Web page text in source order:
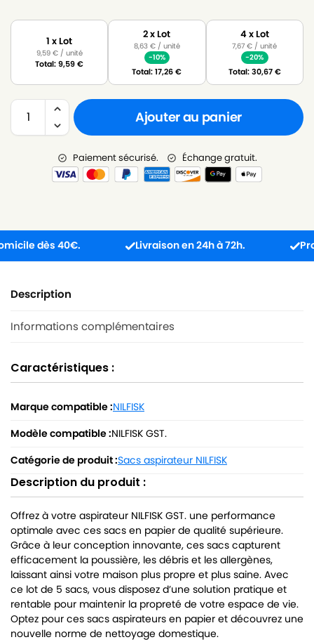
1 x Lot
9,59 €/ unité
Total:9,59€
2 x Lot
8,63 €/ unité
-10%
Total:17,26€
4 x Lot
7,67€ / unité
-20%
Total:30,67€
Ajouter au panier
Paiement sécurisé. Échange gratuit.
dès 40€. Livraison en 24h à 72h.
Description
Informations complémentaires
Caractéristiques :
Marque compatible :NILFISK
Modèle compatible :NILFISK GST.
Catégorie de produit :Sacs aspirateur NILFISK
Description du produit :
Offrez à votre aspirateur NILFISK GST. une performance
optimale avec ces sacs en papier de qualité supérieure.
Grâce à leur conception innovante, ces sacs capturent
efficacement la poussière, les débris et les allergènes,
laissant ainsi votre maison plus propre et plus saine. Avec
ce lot de 5 sacs, vous disposez d’une solution pratique et
rentable pour maintenir la propreté de votre espace de vie.
Optez pour ces sacs aspirateurs en papier et découvrez une
nouvelle norme de nettoyage domestique.